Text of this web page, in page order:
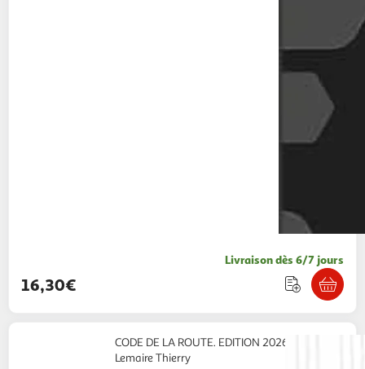
Livraison dès 6/7 jours
16,30€
CODE DE LA ROUTE. EDITION 2026-2027,
Lemaire Thierry